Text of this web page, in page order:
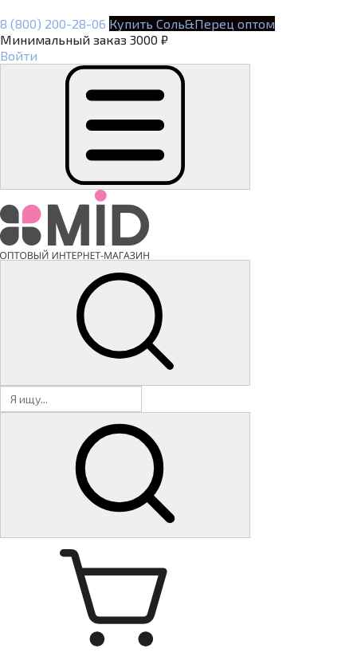
8 (800) 200-28-06 Купить Соль&Перец оптом
Минимальный заказ 3000 ₽
Войти